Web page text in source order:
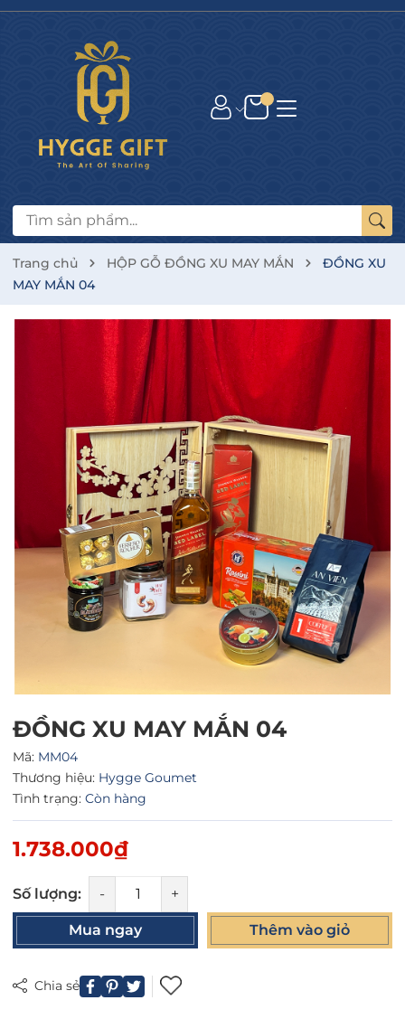
Trang chủ HỘP GỖ ĐỒNG XU MAY MẮN
ĐỒNG XU
MAY MẮN 04
ĐỒNG XU MAY MẮN 04
Mã: MM04
Thương hiệu: Hygge Goumet
Tình trạng: Còn hàng
1.738.000₫
Số lượng: - +
Mua ngay Thêm vào giỏ
Chia sẻ
Mã giảm giá:
Ngày hết hạn: